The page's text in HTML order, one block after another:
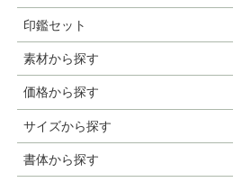
印鑑セット
素材から探す
価格から探す
サイズから探す
書体から探す